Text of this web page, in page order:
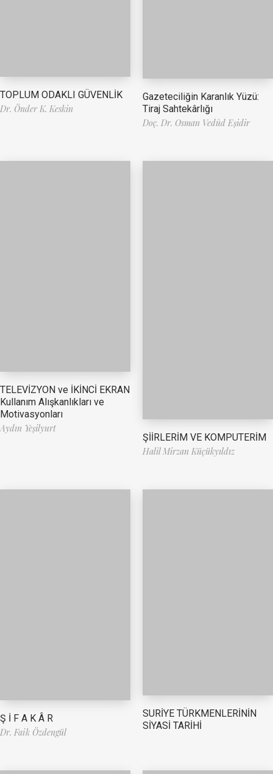
TOPLUM ODAKLI GÜVENLİK
Dr. Önder K. Keskin
Gazeteciliğin Karanlık Yüzü:
Tiraj Sahtekârlığı
Doç. Dr. Osman Vedûd Eşidir
TELEVİZYON ve İKİNCİ EKRAN
Kullanım Alışkanlıkları ve
Motivasyonları
Aydın Yeşilyurt
ŞİİRLERİM VE KOMPUTERİM
Halil Mirzan Küçükyıldız
Ş İ F A K Â R
Dr. Faik Özdengül
SURİYE TÜRKMENLERİNİN
SİYASİ TARİHİ